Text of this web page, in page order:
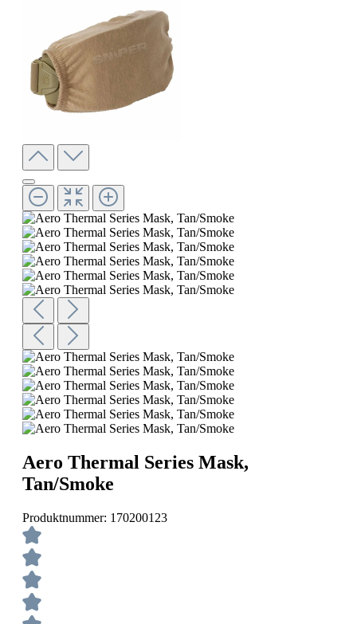
Aero Thermal Series Mask,
Tan/Smoke
Produktnummer: 170200123